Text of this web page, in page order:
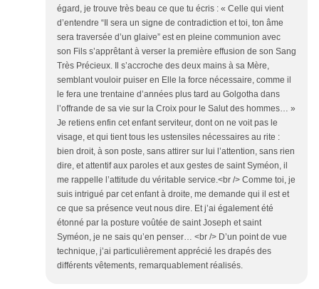
égard, je trouve très beau ce que tu écris : « Celle qui vient
d’entendre “Il sera un signe de contradiction et toi, ton âme
sera traversée d’un glaive” est en pleine communion avec
son Fils s’apprêtant à verser la première effusion de son Sang
Très Précieux. Il s’accroche des deux mains à sa Mère,
semblant vouloir puiser en Elle la force nécessaire, comme il
le fera une trentaine d’années plus tard au Golgotha dans
l’offrande de sa vie sur la Croix pour le Salut des hommes… »
Je retiens enfin cet enfant serviteur, dont on ne voit pas le
visage, et qui tient tous les ustensiles nécessaires au rite :
bien droit, à son poste, sans attirer sur lui l’attention, sans rien
dire, et attentif aux paroles et aux gestes de saint Syméon, il
me rappelle l’attitude du véritable service.<br /> Comme toi, je
suis intrigué par cet enfant à droite, me demande qui il est et
ce que sa présence veut nous dire. Et j’ai également été
étonné par la posture voûtée de saint Joseph et saint
Syméon, je ne sais qu’en penser… <br /> D’un point de vue
technique, j’ai particulièrement apprécié les drapés des
différents vêtements, remarquablement réalisés.